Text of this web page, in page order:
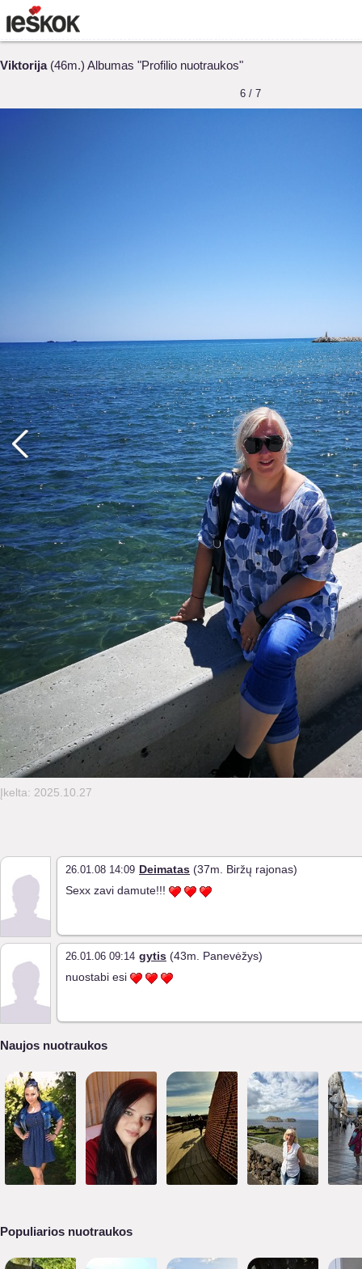
Viktorija(46m.) Albumas "Profilio nuotraukos"
6 / 7
Įkelta: 2025.10.27
26.01.08 14:09 Deimatas (37m. Biržų rajonas)
Sexx zavi damute!!!
26.01.06 09:14 gytis (43m. Panevėžys)
nuostabi esi
Naujos nuotraukos
Populiarios nuotraukos